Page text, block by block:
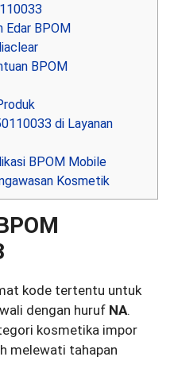
Edar BPOM
BPOM
di Layanan
BPOM Mobile
Kosmetik
kode tertentu untuk
dengan huruf NA.
kosmetika impor
melewati tahapan